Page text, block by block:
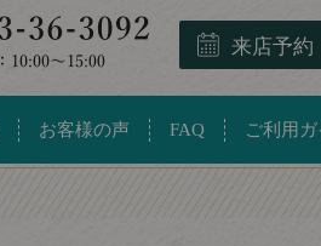
来店予約
お客様の声 FAQ ご利用ガ